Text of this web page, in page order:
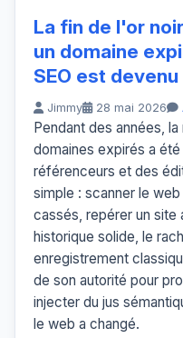
La fin de l'or
un domaine
SEO est
Jimmy 28 mai 2026
Pendant des années,
domaines expirés a
référenceurs et des
simple : scanner le
cassés, repérer un site
historique solide, le
enregistrement
de son autorité pour
injecter du jus
le web a changé.